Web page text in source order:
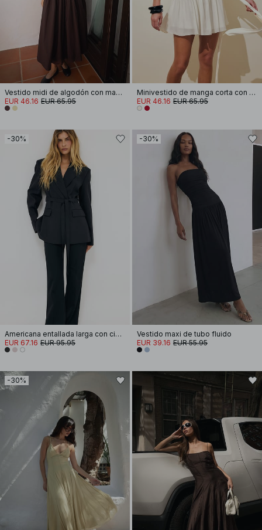
Vestido midi de algodón con mangas cortas y plisados
EUR 46.16 EUR 65.95
Minivestido de manga corta con cintura atada
EUR 46.16 EUR 65.95
-30%
Americana entallada larga con cinturón
EUR 67.16 EUR 95.95
-30%
Vestido maxi de tubo fluido
EUR 39.16 EUR 55.95
-30%